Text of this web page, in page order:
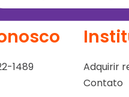
1489
Adquirir
Contato